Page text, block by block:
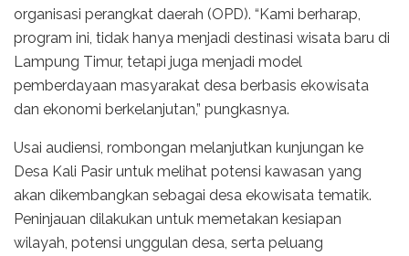
organisasi perangkat daerah (OPD). “Kami berharap,
program ini, tidak hanya menjadi destinasi wisata baru di
Lampung Timur, tetapi juga menjadi model
pemberdayaan masyarakat desa berbasis ekowisata
dan ekonomi berkelanjutan,” pungkasnya.
Usai audiensi, rombongan melanjutkan kunjungan ke
Desa Kali Pasir untuk melihat potensi kawasan yang
akan dikembangkan sebagai desa ekowisata tematik.
Peninjauan dilakukan untuk memetakan kesiapan
wilayah, potensi unggulan desa, serta peluang